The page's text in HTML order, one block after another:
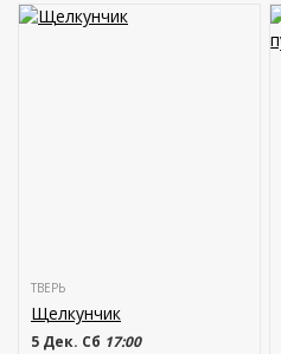
ТВЕРЬ
Щелкунчик
5 Дек. Сб 17:00